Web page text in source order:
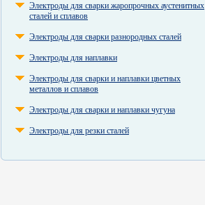
Электроды для сварки жаропрочных аустенитных
сталей и сплавов
Электроды для сварки разнородных сталей
Электроды для наплавки
Электроды для сварки и наплавки цветных
металлов и сплавов
Электроды для сварки и наплавки чугуна
Электроды для резки сталей